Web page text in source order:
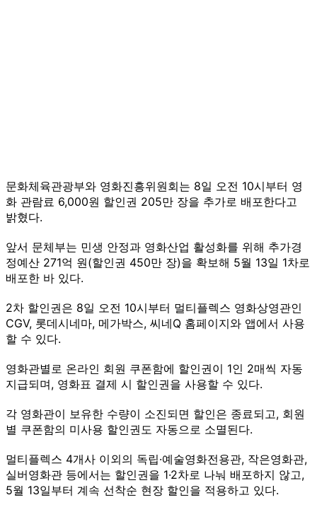
문화체육관광부와 영화진흥위원회는 8일 오전 10시부터 영
화 관람료 6,000원 할인권 205만 장을 추가로 배포한다고
밝혔다.
앞서 문체부는 민생 안정과 영화산업 활성화를 위해 추가경
정예산 271억 원(할인권 450만 장)을 확보해 5월 13일 1차로
배포한 바 있다.
2차 할인권은 8일 오전 10시부터 멀티플렉스 영화상영관인
CGV, 롯데시네마, 메가박스, 씨네Q 홈페이지와 앱에서 사용
할 수 있다.
영화관별로 온라인 회원 쿠폰함에 할인권이 1인 2매씩 자동
지급되며, 영화표 결제 시 할인권을 사용할 수 있다.
각 영화관이 보유한 수량이 소진되면 할인은 종료되고, 회원
별 쿠폰함의 미사용 할인권도 자동으로 소멸된다.
멀티플렉스 4개사 이외의 독립·예술영화전용관, 작은영화관,
실버영화관 등에서는 할인권을 1·2차로 나눠 배포하지 않고,
5월 13일부터 계속 선착순 현장 할인을 적용하고 있다.